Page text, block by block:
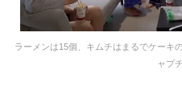
ラーメンは15個、キムチはまるでケーキ
ャプ